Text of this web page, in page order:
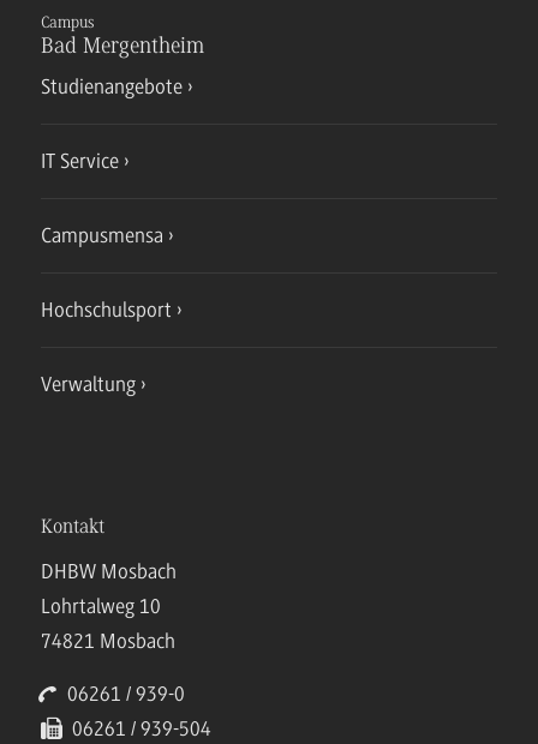
Campus
Bad Mergentheim
Studienangebote
IT Service
Campusmensa
Hochschulsport
Verwaltung
Kontakt
DHBW Mosbach
Lohrtalweg 10
74821 Mosbach
06261 / 939-0
06261 / 939-504